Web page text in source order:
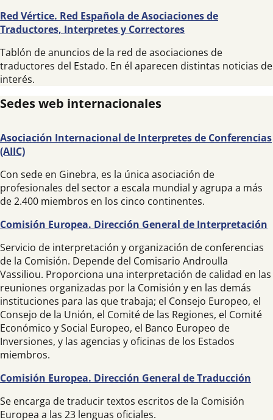
Red Vértice. Red Española de Asociaciones de
Traductores, Interpretes y Correctores
Tablón de anuncios de la red de asociaciones de
traductores del Estado. En él aparecen distintas noticias de
interés.
Sedes web internacionales
Asociación Internacional de Interpretes de Conferencias
(AIIC)
Con sede en Ginebra, es la única asociación de
profesionales del sector a escala mundial y agrupa a más
de 2.400 miembros en los cinco continentes.
Comisión Europea. Dirección General de Interpretación
Servicio de interpretación y organización de conferencias
de la Comisión. Depende del Comisario Androulla
Vassiliou. Proporciona una interpretación de calidad en las
reuniones organizadas por la Comisión y en las demás
instituciones para las que trabaja; el Consejo Europeo, el
Consejo de la Unión, el Comité de las Regiones, el Comité
Económico y Social Europeo, el Banco Europeo de
Inversiones, y las agencias y oficinas de los Estados
miembros.
Comisión Europea. Dirección General de Traducción
Se encarga de traducir textos escritos de la Comisión
Europea a las 23 lenguas oficiales.